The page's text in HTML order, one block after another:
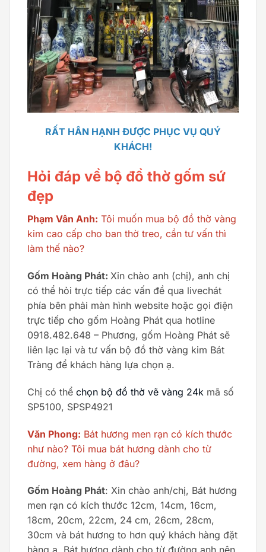
RẤT HÂN HẠNH ĐƯỢC PHỤC VỤ QUÝ
KHÁCH!
Hỏi đáp về bộ đồ thờ gốm sứ
đẹp
Phạm Vân Anh: Tôi muốn mua bộ đồ thờ vàng
kim cao cấp cho ban thờ treo, cần tư vấn thì
làm thế nào?
Gốm Hoàng Phát: Xin chào anh (chị), anh chị
có thể hỏi trực tiếp các vấn đề qua livechát
phía bên phải màn hình website hoặc gọi điện
trực tiếp cho gốm Hoàng Phát qua hotline
0918.482.648 – Phương, gốm Hoàng Phát sẽ
liên lạc lại và tư vấn bộ đồ thờ vàng kim Bát
Tràng để khách hàng lựa chọn ạ.
Chị có thể chọn bộ đồ thờ vẽ vàng 24k mã số
SP5100, SPSP4921
Văn Phong: Bát hương men rạn có kích thước
như nào? Tôi mua bát hương dành cho từ
đường, xem hàng ở đâu?
Gốm Hoàng Phát: Xin chào anh/chị, Bát hương
men rạn có kích thước 12cm, 14cm, 16cm,
18cm, 20cm, 22cm, 24 cm, 26cm, 28cm,
30cm và bát hương to hơn quý khách hàng đặt